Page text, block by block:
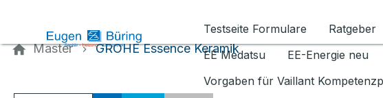
Testseite Formulare
Ratgeber
EE Medatsu
EE-Energie neu
Vorgaben für Vaillant
Master GROHE Essence Keramik